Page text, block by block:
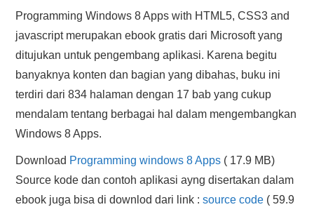
Programming Windows 8 Apps with HTML5, CSS3 and
javascript merupakan ebook gratis dari Microsoft yang
ditujukan untuk pengembang aplikasi. Karena begitu
banyaknya konten dan bagian yang dibahas, buku ini
terdiri dari 834 halaman dengan 17 bab yang cukup
mendalam tentang berbagai hal dalam mengembangkan
Windows 8 Apps.
Download Programming windows 8 Apps ( 17.9 MB)
Source kode dan contoh aplikasi ayng disertakan dalam
ebook juga bisa di downlod dari link :source code ( 59.9